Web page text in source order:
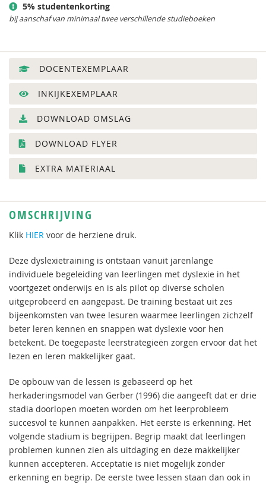
5% studentenkorting
bij aanschaf van minimaal twee verschillende studieboeken
DOCENTEXEMPLAAR
INKIJKEXEMPLAAR
DOWNLOAD OMSLAG
DOWNLOAD FLYER
EXTRA MATERIAAL
OMSCHRIJVING
Klik HIER voor de herziene druk.
Deze dyslexietraining is ontstaan vanuit jarenlange
individuele begeleiding van leerlingen met dyslexie in het
voortgezet onderwijs en is als pilot op diverse scholen
uitgeprobeerd en aangepast. De training bestaat uit zes
bijeenkomsten van twee lesuren waarmee leerlingen zichzelf
beter leren kennen en snappen wat dyslexie voor hen
betekent. De toegepaste leerstrategieën zorgen ervoor dat het
lezen en leren makkelijker gaat.
De opbouw van de lessen is gebaseerd op het
herkaderingsmodel van Gerber (1996) die aangeeft dat er drie
stadia doorlopen moeten worden om het leerprobleem
succesvol te kunnen aanpakken. Het eerste is erkenning. Het
volgende stadium is begrijpen. Begrip maakt dat leerlingen
problemen kunnen zien als uitdaging en deze makkelijker
kunnen accepteren. Acceptatie is niet mogelijk zonder
erkenning en begrip. De eerste twee lessen staan dan ook in